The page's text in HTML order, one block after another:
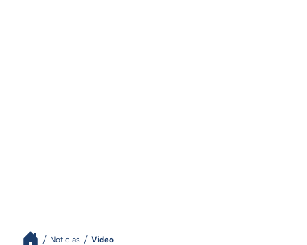
Noticias Video